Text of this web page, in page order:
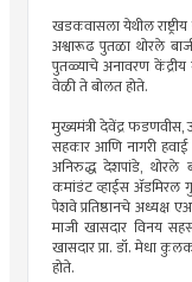
खडकवासला येथील
अश्वारूढ पुतळा थोरले
पुतळ्याचे अनावरण केंद्रीय
वेळी ते बोलत होते.
मुख्यमंत्री देवेंद्र फडणवीस,
सहकार आणि नागरी हवाई
अनिरुद्ध देशपांडे, थोरले
कमांडंट व्हाईस ॲडमिरल
पेशवे प्रतिष्ठानचे अध्यक्ष
माजी खासदार विनय
खासदार प्रा. डॉ. मेधा
होते.